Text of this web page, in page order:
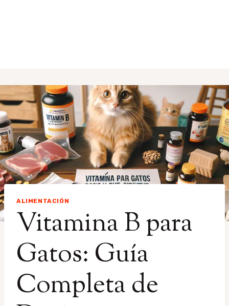
ALIMENTACIÓN
Vitamina B para
Gatos: Guía
Completa de